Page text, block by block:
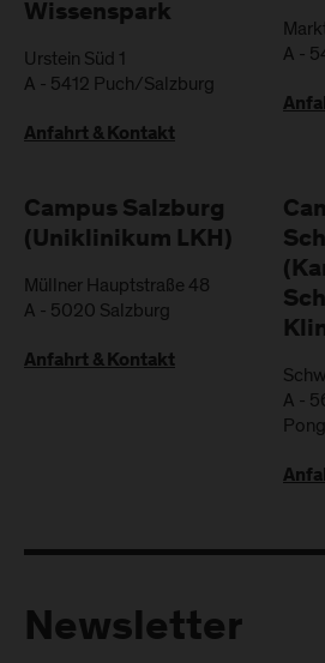
Wissenspark
Urstein Süd 1
A - 5412 Puch/Salzburg
Anfahrt & Kontakt
A -
Campus Salzburg
(Uniklinikum LKH)
Müllner Hauptstraße 48
A - 5020 Salzburg
Anfahrt & Kontakt
A -
Newsletter